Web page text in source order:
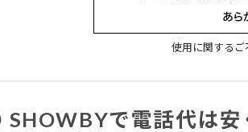
使用に関するご
SHOWBYで電話代は安